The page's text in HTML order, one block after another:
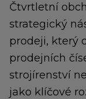
Čtvrtletní
strategický
prodeji, který
prodejních
strojírenství
jako klíčové